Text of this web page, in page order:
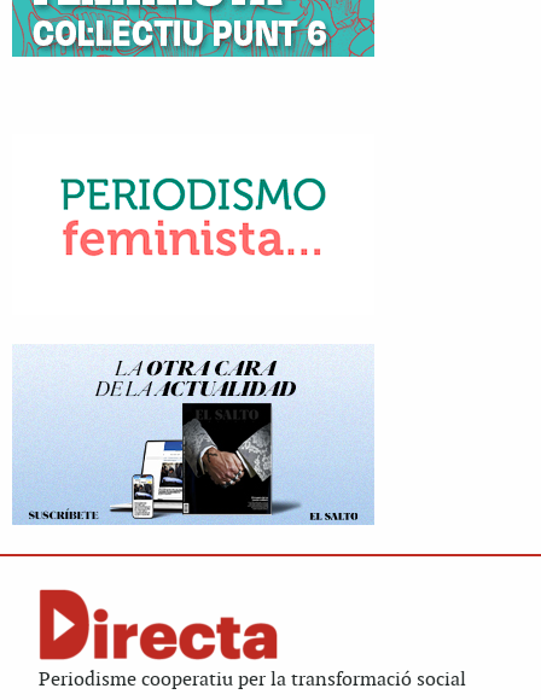
Periodisme cooperatiu per la transformació social